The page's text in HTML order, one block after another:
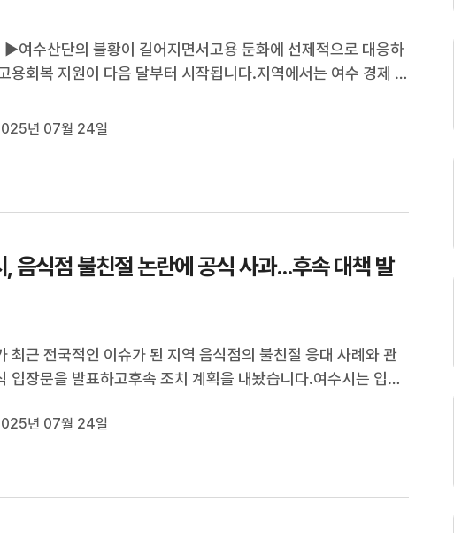
여수산단의 불황이 길어지면서고용 둔화에 선제적으로 대응하
용회복 지원이 다음 달부터 시작됩니다.지역에서는 여수 경제 위
위기입니다.최우식 기자가 보도합니다.◀ 리포트 ▶여수는 물론
년 07월 24일
, 음식점 불친절 논란에 공식 사과...후속 대책 발
최근 전국적인 이슈가 된 지역 음식점의 불친절 응대 사례와 관
입장문을 발표하고후속 조치 계획을 내놨습니다.여수시는 입장
사례가 발생해 심려를 끼쳐드려 죄송하다며 공식 사과하고,이를
년 07월 24일